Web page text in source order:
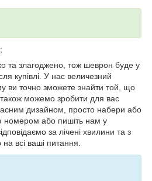
та злагоджено, тож шеврон буде у
купівлі. У нас величезний
ви точно зможете знайти той, що
можемо зробити для вас
дизайном, просто набери або
номером або пишіть нам у
за лічені хвилини та з
всі ваші питання.